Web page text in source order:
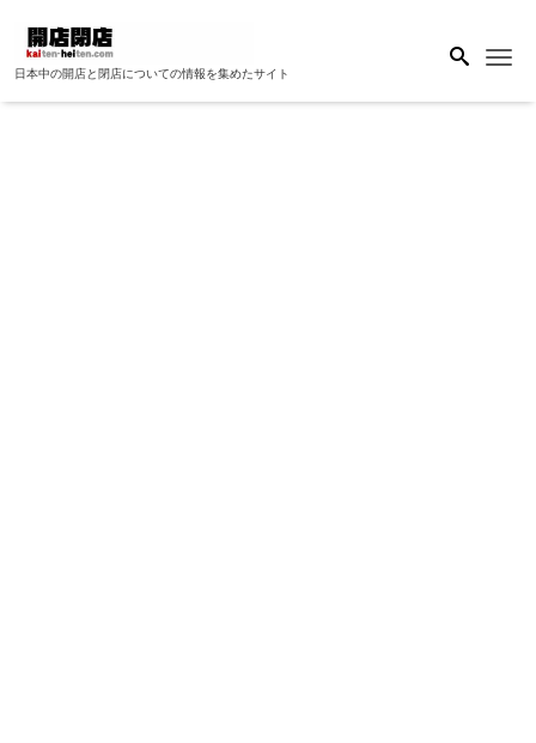
日本中の開店と閉店についての情報を集めたサイト